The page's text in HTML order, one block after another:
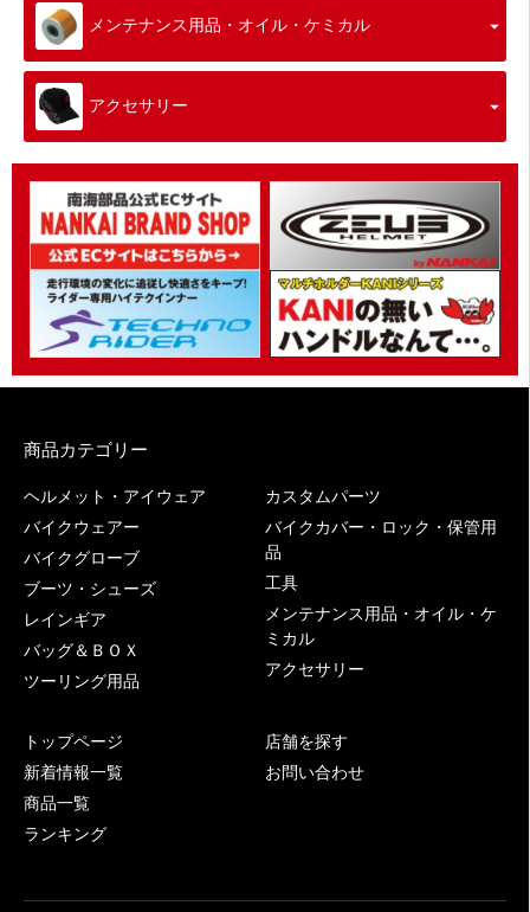
メンテナンス用品・オイル・ケミカル
アクセサリー
商品カテゴリー
ヘルメット・アイウェア
バイクウェアー
バイクグローブ
ブーツ・シューズ
レインギア
バッグ＆ＢＯＸ
ツーリング用品
カスタムパーツ
バイクカバー・ロック・保管用
品
工具
メンテナンス用品・オイル・ケ
ミカル
アクセサリー
トップページ
新着情報一覧
商品一覧
ランキング
店舗を探す
お問い合わせ